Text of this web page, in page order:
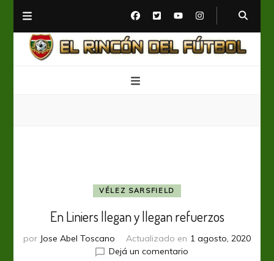
VÉLEZ SARSFIELD
En Liniers llegan y llegan refuerzos
por Jose Abel Toscano Actualizado en 1 agosto, 2020
Dejá un comentarioen